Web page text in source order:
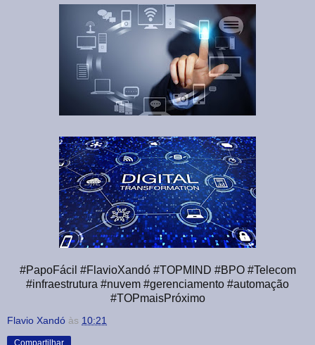
#PapoFácil #FlavioXandó #TOPMIND #BPO #Telecom
#infraestrutura #nuvem #gerenciamento #automação
#TOPmaisPróximo
Flavio Xandó às 10:21